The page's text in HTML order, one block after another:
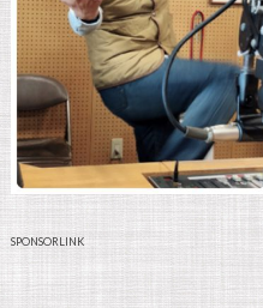
SPONSORLINK